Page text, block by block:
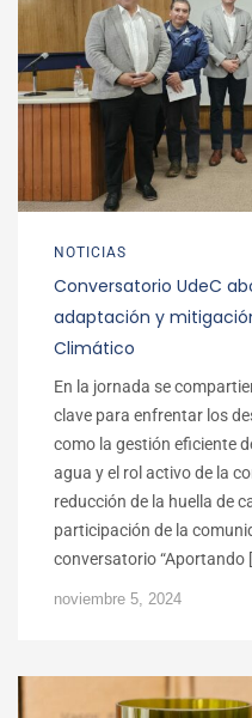
NOTICIAS
Conversatorio UdeC
adaptación y
Climático
En la jornada se
clave para enfrentar los
como la gestión eficiente
agua y el rol activo de la
reducción de la huella de
participación de la
conversatorio “Aportando
noviembre 5, 2024